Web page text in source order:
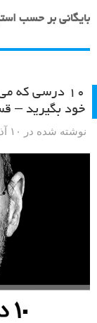
بایگانی بر حسب
۱۰ درسی که
خود بگیرید –
نوشته شده در ۱۰ آذر ۱۳۹۳